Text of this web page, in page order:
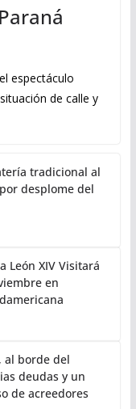
espectáculo
de calle y
tradicional al
desplome del
León XIV Visitará
en
al borde del
deudas y un
de acreedores